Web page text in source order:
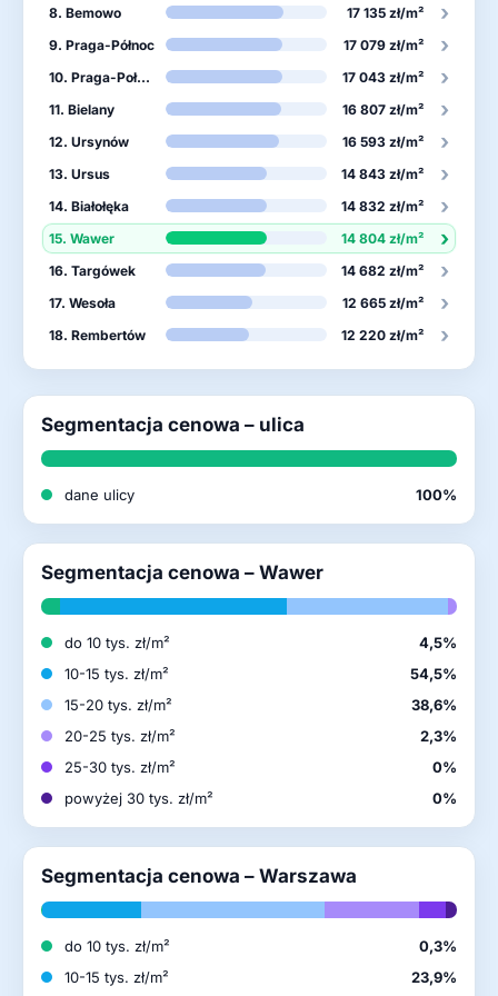
8. Bemowo 17 135 zł/m² ›
9. Praga-Północ 17 079 zł/m² ›
10. Praga-Południe 17 043 zł/m² ›
11. Bielany 16 807 zł/m² ›
12. Ursynów 16 593 zł/m² ›
13. Ursus 14 843 zł/m² ›
14. Białołęka 14 832 zł/m² ›
15. Wawer 14 804 zł/m² ›
16. Targówek 14 682 zł/m² ›
17. Wesoła 12 665 zł/m² ›
18. Rembertów 12 220 zł/m² ›
Segmentacja cenowa – ulica
dane ulicy 100%
Segmentacja cenowa – Wawer
do 10 tys. zł/m²
4,5%
10-15 tys. zł/m²
54,5%
15-20 tys. zł/m²
38,6%
20-25 tys. zł/m²
2,3%
25-30 tys. zł/m²
0%
powyżej 30 tys. zł/m²
0%
Segmentacja cenowa – Warszawa
do 10 tys. zł/m²
0,3%
10-15 tys. zł/m²
23,9%